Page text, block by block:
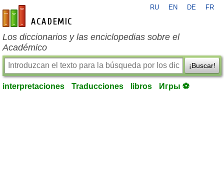
es-academic.com
RU EN DE FR
Los diccionarios y las enciclopedias sobre el
Académico
¡Buscar!
interpretaciones Traducciones libros Игры ⚽